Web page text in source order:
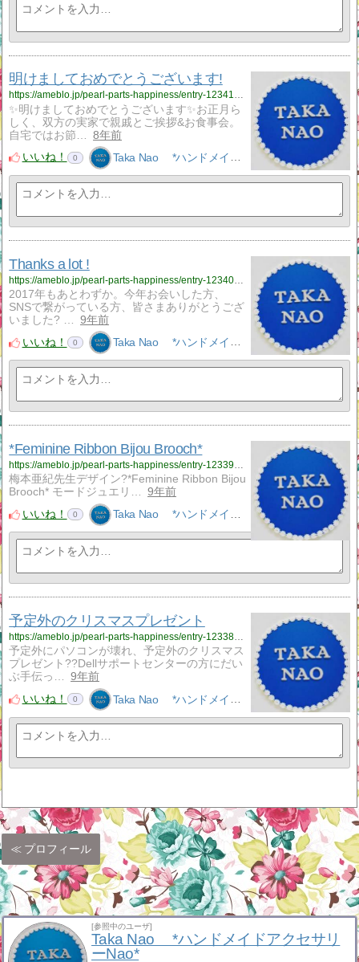
明けましておめでとうございます!
https://ameblo.jp/pearl-parts-happiness/entry-12341360076.html
✨明けましておめでとうございます✨お正月ら
しく、双方の実家で親戚とご挨拶&お食事会。
自宅ではお節…
8年前
いいね！
0 Taka Nao *ハンドメイドアクセサリーNao*
Thanks a lot !
2017年もあとわずか。今年お会いした方、
SNSで繋がっている方、皆さまありがとうござ
いました? …
9年前
いいね！
0 Taka Nao *ハンドメイドアクセサリーNao*
*Feminine Ribbon Bijou Brooch*
梅本亜紀先生デザイン?*Feminine Ribbon Bijou
Brooch* モードジュエリ…
9年前
いいね！
0 Taka Nao *ハンドメイドアクセサリーNao*
予定外のクリスマスプレゼント
https://ameblo.jp/pearl-parts-happiness/entry-12338803932.html
予定外にパソコンが壊れ、予定外のクリスマス
プレゼント??Dellサポートセンターの方にだい
ぶ手伝っ…
9年前
いいね！
0 Taka Nao *ハンドメイドアクセサリーNao*
プロフィール
[参照中のユーザ]
Taka Nao *ハンドメイドアクセサリ
ーNao*